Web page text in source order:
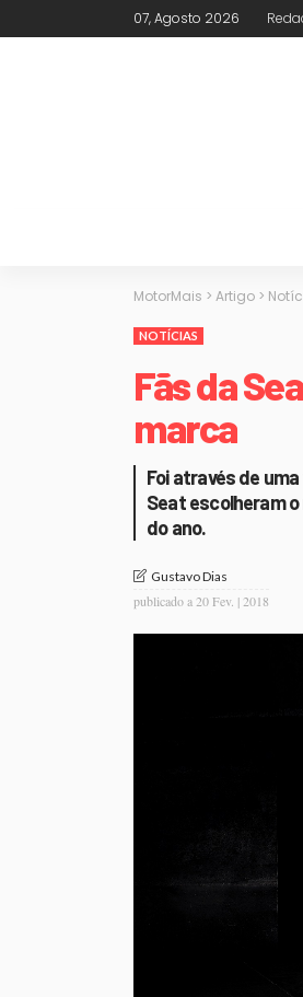
07, Agosto 2026
MotorMais > Artigo >
NOTÍCIAS
Fãs da
marca
Foi através de
Seat escolheram
do ano.
Gustavo Dias
publicado a20 Fev. | 2018